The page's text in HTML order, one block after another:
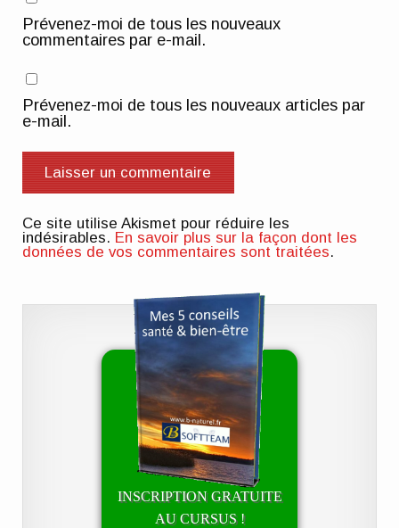
Prévenez-moi de tous les nouveaux
commentaires par e-mail.
Prévenez-moi de tous les nouveaux articles par
e-mail.
Ce site utilise Akismet pour réduire les
indésirables. En savoir plus sur la façon dont les
données de vos commentaires sont traitées.
INSCRIPTION GRATUITE
AU CURSUS !